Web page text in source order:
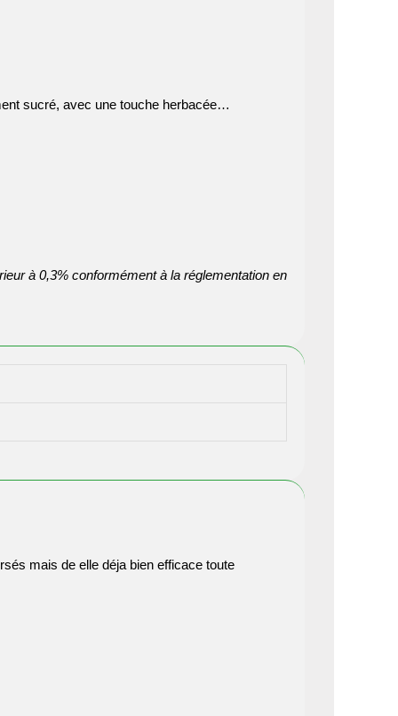
sucré, avec une touche herbacée…
à 0,3% conformément à la réglementation en
mais de elle déja bien efficace toute